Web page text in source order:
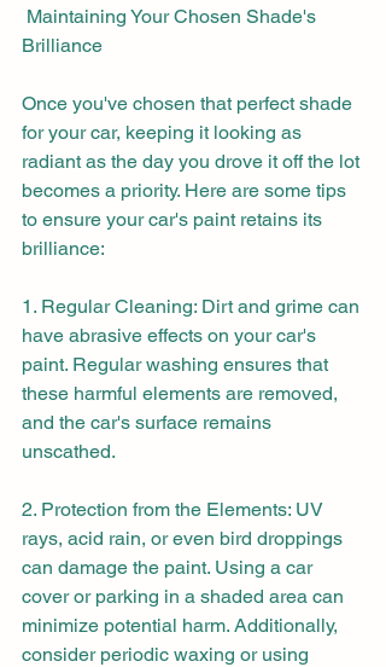
Brilliance
Once you've chosen that perfect shade
for your car, keeping it looking as
radiant as the day you drove it off the lot
becomes a priority. Here are some tips
to ensure your car's paint retains its
brilliance:
1. Regular Cleaning: Dirt and grime can
have abrasive effects on your car's
paint. Regular washing ensures that
these harmful elements are removed,
and the car's surface remains
unscathed.
2. Protection from the Elements: UV
rays, acid rain, or even bird droppings
can damage the paint. Using a car
cover or parking in a shaded area can
minimize potential harm. Additionally,
consider periodic waxing or using